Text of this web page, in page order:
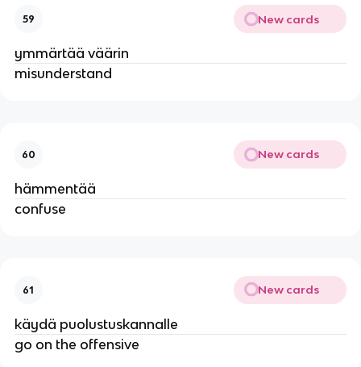
59 New cards
ymmärtää väärin
misunderstand
60 New cards
hämmentää
confuse
61 New cards
käydä puolustuskannalle
go on the offensive